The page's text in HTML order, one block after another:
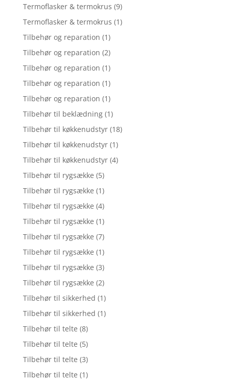
Termoflasker & termokrus (9)
Termoflasker & termokrus (1)
Tilbehør og reparation (1)
Tilbehør og reparation (2)
Tilbehør og reparation (1)
Tilbehør og reparation (1)
Tilbehør og reparation (1)
Tilbehør til beklædning (1)
Tilbehør til køkkenudstyr (18)
Tilbehør til køkkenudstyr (1)
Tilbehør til køkkenudstyr (4)
Tilbehør til rygsække (5)
Tilbehør til rygsække (1)
Tilbehør til rygsække (4)
Tilbehør til rygsække (1)
Tilbehør til rygsække (7)
Tilbehør til rygsække (1)
Tilbehør til rygsække (3)
Tilbehør til rygsække (2)
Tilbehør til sikkerhed (1)
Tilbehør til sikkerhed (1)
Tilbehør til telte (8)
Tilbehør til telte (5)
Tilbehør til telte (3)
Tilbehør til telte (1)